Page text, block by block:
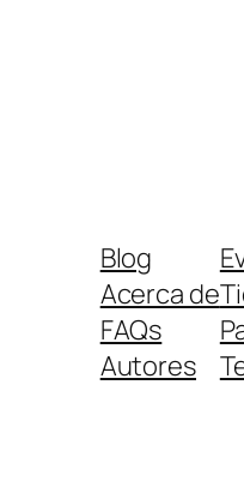
Blog
Acerca de
FAQs
Autores